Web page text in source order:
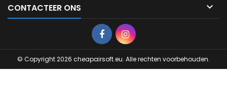
CONTACTEER ONS 
FacebookInstagram
© Copyright 2026 cheapairsoft.eu. Alle rechten voorbehouden.